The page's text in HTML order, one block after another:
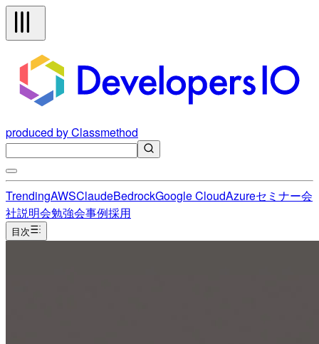
produced by Classmethod
TrendingAWSClaudeBedrockGoogle CloudAzureセミナー会
社説明会勉強会事例採用
目次